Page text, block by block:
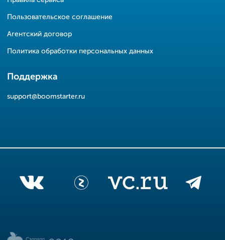
Пользовательское соглашение
Агентский договор
Политика обработки персональных данных
Поддержка
support@boomstarter.ru